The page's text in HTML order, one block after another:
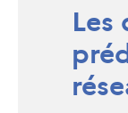
Les